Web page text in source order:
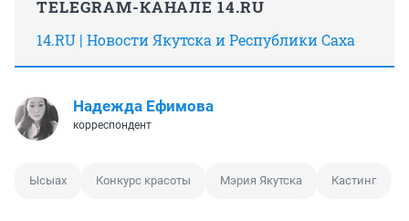
TELEGRAM-КАНАЛЕ 14.RU
14.RU | Новости Якутска и Республики Саха
Надежда Ефимова
корреспондент
Ысыах Конкурс красоты Мэрия Якутска Кастинг